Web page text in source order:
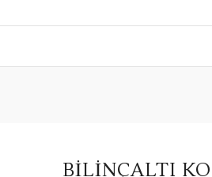
BILINÇALTI